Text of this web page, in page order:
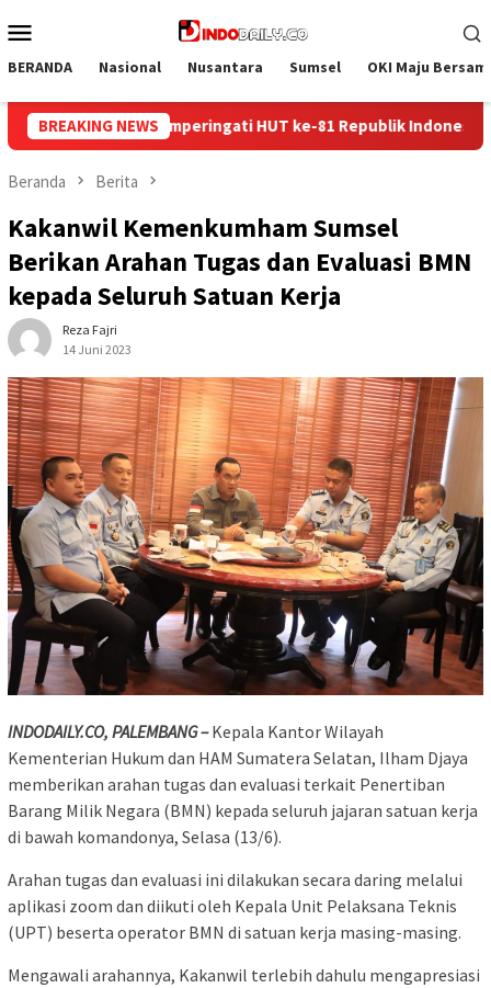
ke
Mobile
BERANDA Nasional Nusantara Sumsel OKI Maju
BREAKING NEWS
Indonesia Kolaborasi Lintas Sektoral di Lapas Muara
Beranda Berita
Kakanwil Kemenkumham Sumsel
Berikan Arahan Tugas dan Evaluasi BMN
kepada Seluruh Satuan Kerja
Reza Fajri
14 Juni 2023
INDODAILY.CO, PALEMBANG – Kepala Kantor Wilayah
Kementerian Hukum dan HAM Sumatera Selatan, Ilham Djaya
memberikan arahan tugas dan evaluasi terkait Penertiban
Barang Milik Negara (BMN) kepada seluruh jajaran satuan kerja
di bawah komandonya, Selasa (13/6).
Arahan tugas dan evaluasi ini dilakukan secara daring melalui
aplikasi zoom dan diikuti oleh Kepala Unit Pelaksana Teknis
(UPT) beserta operator BMN di satuan kerja masing-masing.
Mengawali arahannya, Kakanwil terlebih dahulu mengapresiasi